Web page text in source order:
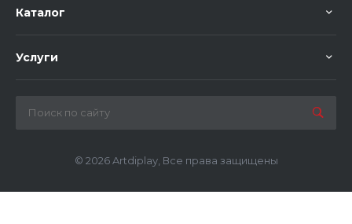
Каталог
Услуги
© 2026 Artdiplay, Все права защищены